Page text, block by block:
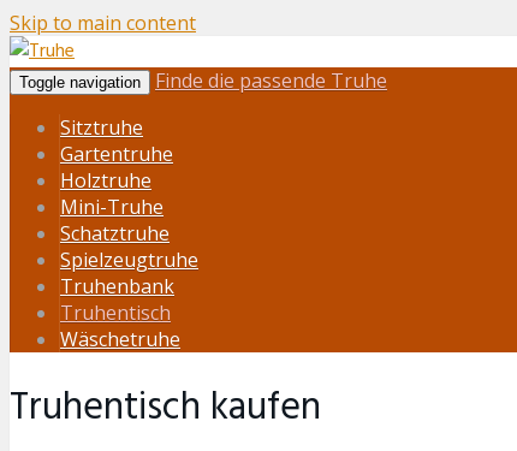
Skip to main content
Toggle navigation
Finde die passende Truhe
Sitztruhe
Gartentruhe
Holztruhe
Mini-Truhe
Schatztruhe
Spielzeugtruhe
Truhenbank
Truhentisch
Wäschetruhe
Truhentisch kaufen